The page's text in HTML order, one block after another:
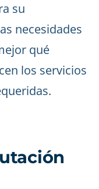
su
necesidades
qué
los servicios